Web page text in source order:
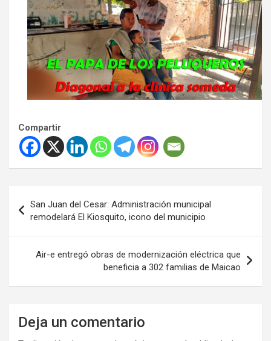
Compartir
de
entradas
San Juan del Cesar: Administración municipal
remodelará El Kiosquito, icono del municipio
Air-e entregó obras de modernización eléctrica que
beneficia a 302 familias de Maicao
Deja un comentario